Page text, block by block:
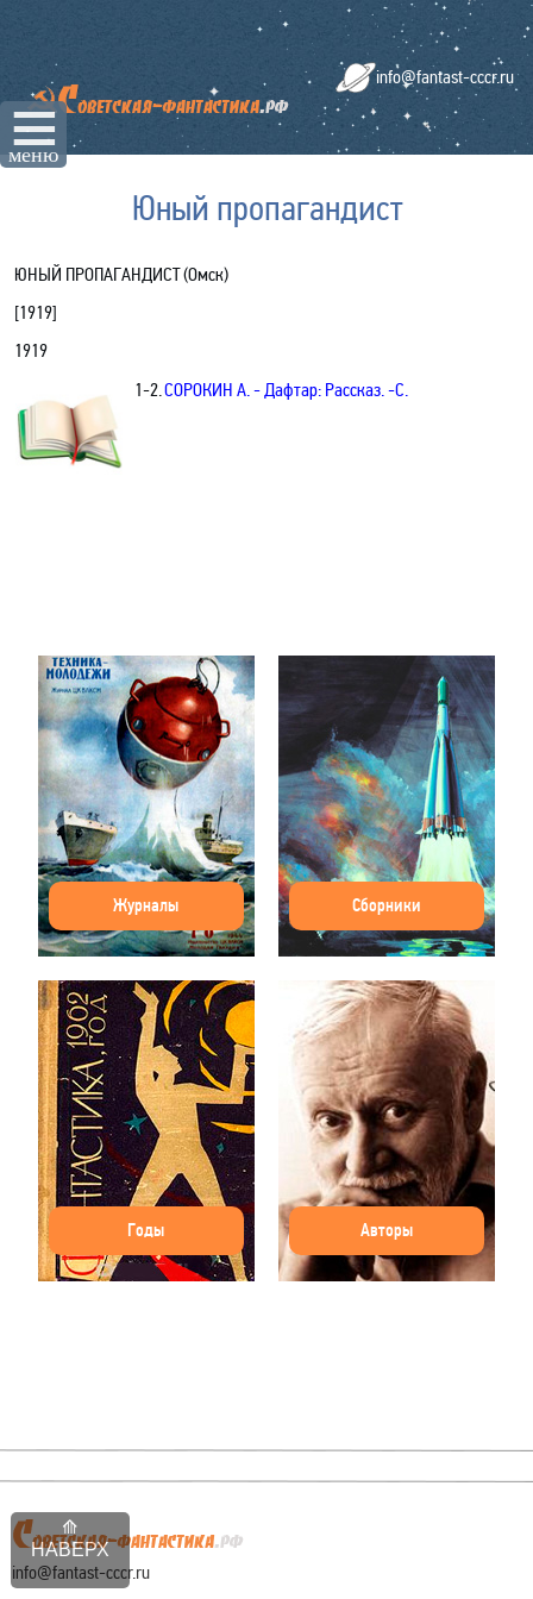
☰
меню
НАВЕРХ
info@fantast-cccr.ru
Юный пропагандист
ЮНЫЙ ПРОПАГАНДИСТ(Омск)
[1919]
1919
1-2.СОРОКИН А. - Дафтар: Рассказ. -C.
Журналы Сборники
Годы Авторы
info@fantast-cccr.ru